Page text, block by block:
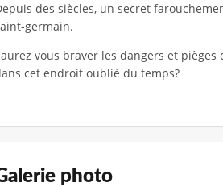
des siècles, un secret
germain.
vous braver les dangers et
cet endroit oublié du temps?
photo